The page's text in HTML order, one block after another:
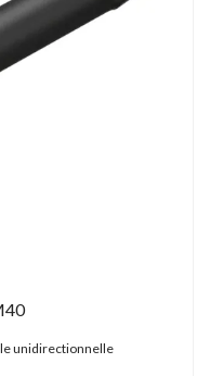
unidirectionnelle